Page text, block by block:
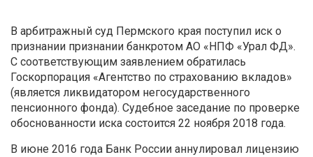
В арбитражный суд Пермского края поступил иск о
признании признании банкротом АО «НПФ «Урал ФД».
С соответствующим заявлением обратилась
Госкорпорация «Агентство по страхованию вкладов»
(является ликвидатором негосударственного
пенсионного фонда). Судебное заседание по проверке
обоснованности иска состоится 22 ноября 2018 года.
В июне 2016 года Банк России аннулировал лицензию